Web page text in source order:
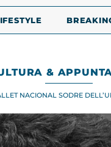
&
NACIONAL SODRE